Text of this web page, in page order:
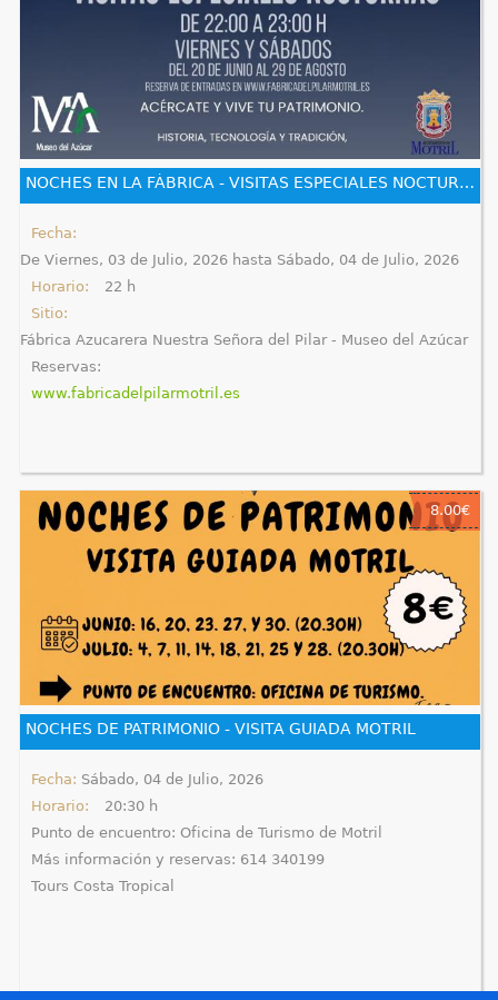
NOCHES EN LA FÁBRICA - VISITAS ESPECIALES NOCTURNAS - MUSEO INDUSTRIAL FÁBRICA DEL PILAR
Fecha:
De Viernes, 03 de Julio, 2026hasta Sábado, 04 de Julio, 2026
Horario:
22 h
Sitio:
Fábrica Azucarera Nuestra Señora del Pilar - Museo del Azúcar
Reservas:
www.fabricadelpilarmotril.es
8.00€
NOCHES DE PATRIMONIO - VISITA GUIADA MOTRIL
Fecha: Sábado, 04 de Julio, 2026
Horario:
20:30 h
Punto de encuentro: Oficina de Turismo de Motril
Más información y reservas: 614 340199
Tours Costa Tropical